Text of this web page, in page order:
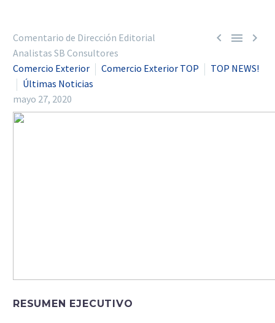
  
Comentario de Dirección Editorial
Analistas SB Consultores
Comercio Exterior
Comercio Exterior TOP
TOP NEWS!
Últimas Noticias
mayo 27, 2020
RESUMEN EJECUTIVO